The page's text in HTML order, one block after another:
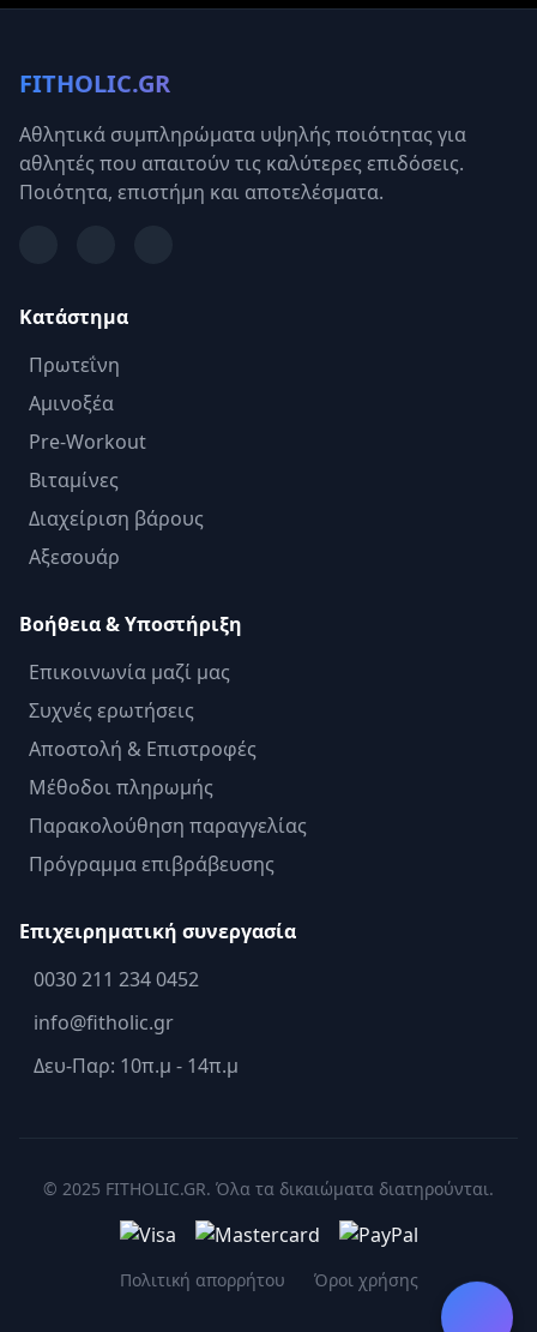
FITHOLIC.GR
Αθλητικά συμπληρώματα υψηλής ποιότητας για
αθλητές που απαιτούν τις καλύτερες επιδόσεις.
Ποιότητα, επιστήμη και αποτελέσματα.
Κατάστημα
Πρωτεΐνη
Αμινοξέα
Pre-Workout
Βιταμίνες
Διαχείριση βάρους
Αξεσουάρ
Βοήθεια & Υποστήριξη
Επικοινωνία μαζί μας
Συχνές ερωτήσεις
Αποστολή & Επιστροφές
Μέθοδοι πληρωμής
Παρακολούθηση παραγγελίας
Πρόγραμμα επιβράβευσης
Επιχειρηματική συνεργασία
0030 211 234 0452
info@fitholic.gr
Δευ-Παρ: 10π.μ - 14π.μ
© 2025 FITHOLIC.GR. Όλα τα δικαιώματα διατηρούνται.
Πολιτική απορρήτου Όροι χρήσης